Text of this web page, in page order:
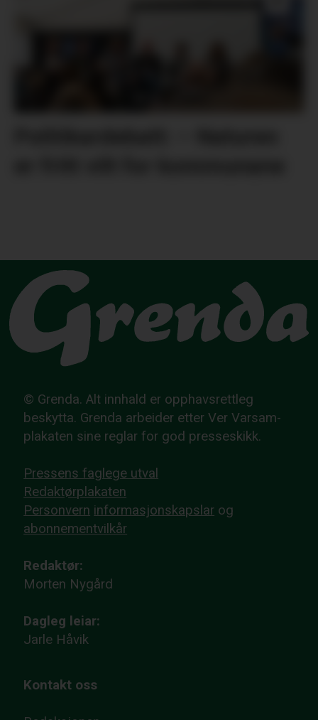
© Grenda. Alt innhald er opphavsrettleg
beskytta. Grenda arbeider etter Ver Varsam-
plakaten sine reglar for god presseskikk.
Pressens faglege utval
Redaktørplakaten
Personvern informasjonskapslar og
abonnementvilkår
Redaktør:
Morten Nygård
Dagleg leiar:
Jarle Håvik
Kontakt oss